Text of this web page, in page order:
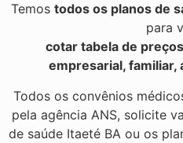
Temos todos os planos de
para
cotar tabela de
empresarial, familiar,
Todos os convênios
pela agência ANS, solicite
de saúde Itaeté BA ou os